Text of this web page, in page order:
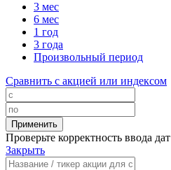
3 мес
6 мес
1 год
3 года
Произвольный период
Сравнить с акцией или индексом
Проверьте корректность ввода дат
Закрыть